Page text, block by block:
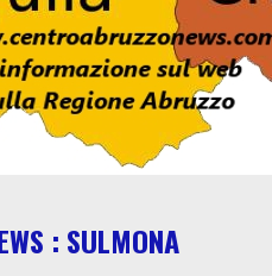
: SULMONA